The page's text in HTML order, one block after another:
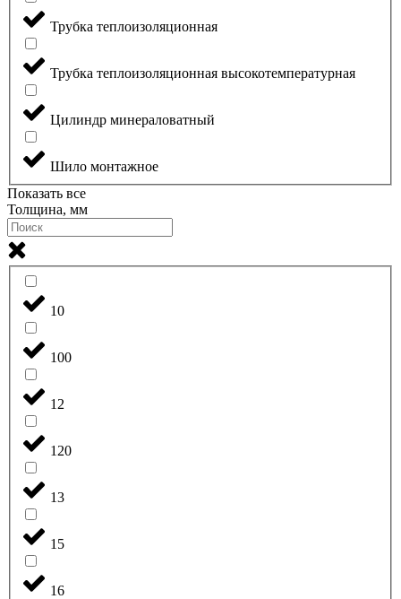
Трубка теплоизоляционная
Трубка теплоизоляционная высокотемпературная
Цилиндр минераловатный
Шило монтажное
Показать все
Толщина, мм
10
100
12
120
13
15
16